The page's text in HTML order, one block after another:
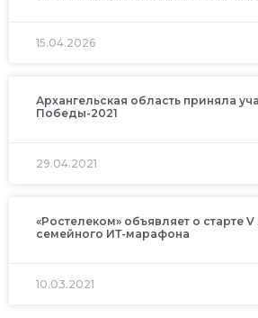
15.04.2026
Архангельская область приняла
Победы-2021
29.04.2021
«Ростелеком» объявляет о старте
семейного ИТ-марафона
10.03.2021